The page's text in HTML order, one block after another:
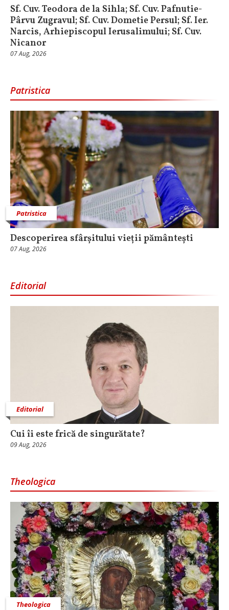
Sf. Cuv. Teodora de la Sihla; Sf. Cuv. Pafnutie-
Pârvu Zugravul; Sf. Cuv. Dometie Persul; Sf. Ier.
Narcis, Arhiepiscopul Ierusalimului; Sf. Cuv.
Nicanor
07 Aug, 2026
Patristica
Patristica
Descoperirea sfârșitului vieții pământești
07 Aug, 2026
Editorial
Editorial
Cui îi este frică de singurătate?
09 Aug, 2026
Theologica
Theologica